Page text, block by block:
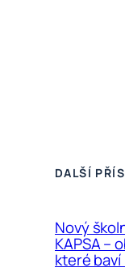
DALŠÍ
Nový
KAPSA –
které